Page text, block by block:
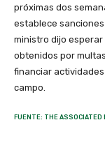
próximas dos
establece
ministro dijo
obtenidos por
financiar
campo.
FUENTE: THE ASSOCIATED